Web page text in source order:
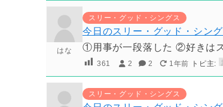
はな
スリー・グッド・シングス
今日のスリー・グッド・シン
①用事が一段落した ②好きは
361 2 2 1年前 トピ主:
スリー・グッド・シングス